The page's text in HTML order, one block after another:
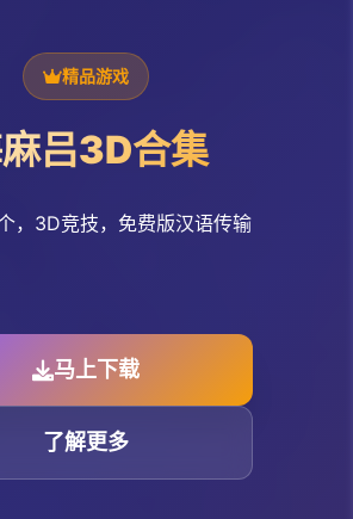
精品游戏
吕3D合集
，3D竞技，免费版汉语传输
马上下载
了解更多